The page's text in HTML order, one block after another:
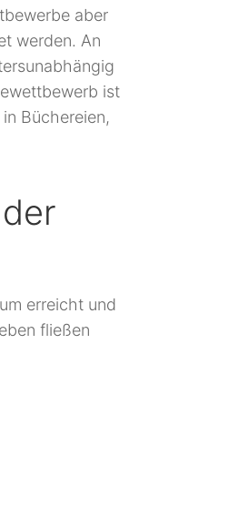
aber
werden. An
ist
Büchereien,
erreicht und
fließen